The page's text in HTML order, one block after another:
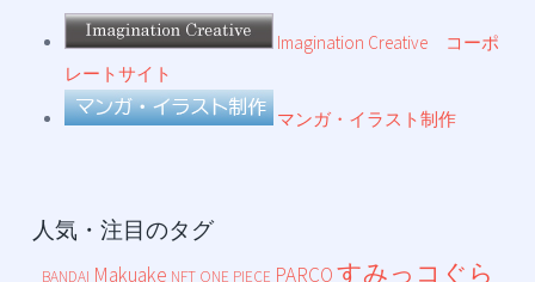
Imagination Creative コーポ
レートサイト
マンガ・イラスト制作
人気・注目のタグ
BANDAI Makuake NFT ONE PIECE PARCOすみっコぐら